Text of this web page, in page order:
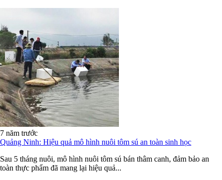
7 năm trước
Quảng Ninh: Hiệu quả mô hình nuôi tôm sú an toàn sinh học
Sau 5 tháng nuôi, mô hình nuôi tôm sú bán thâm canh, đảm bảo an
toàn thực phẩm đã mang lại hiệu quả...